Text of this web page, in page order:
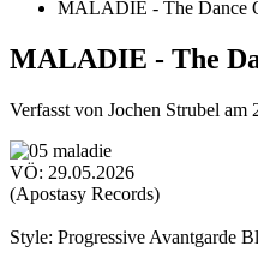
MALADIE - The Dance
MALADIE - The
Verfasst von Jochen Strubel am
VÖ: 29.05.2026
(Apostasy Records)
Style: Progressive Avantgarde